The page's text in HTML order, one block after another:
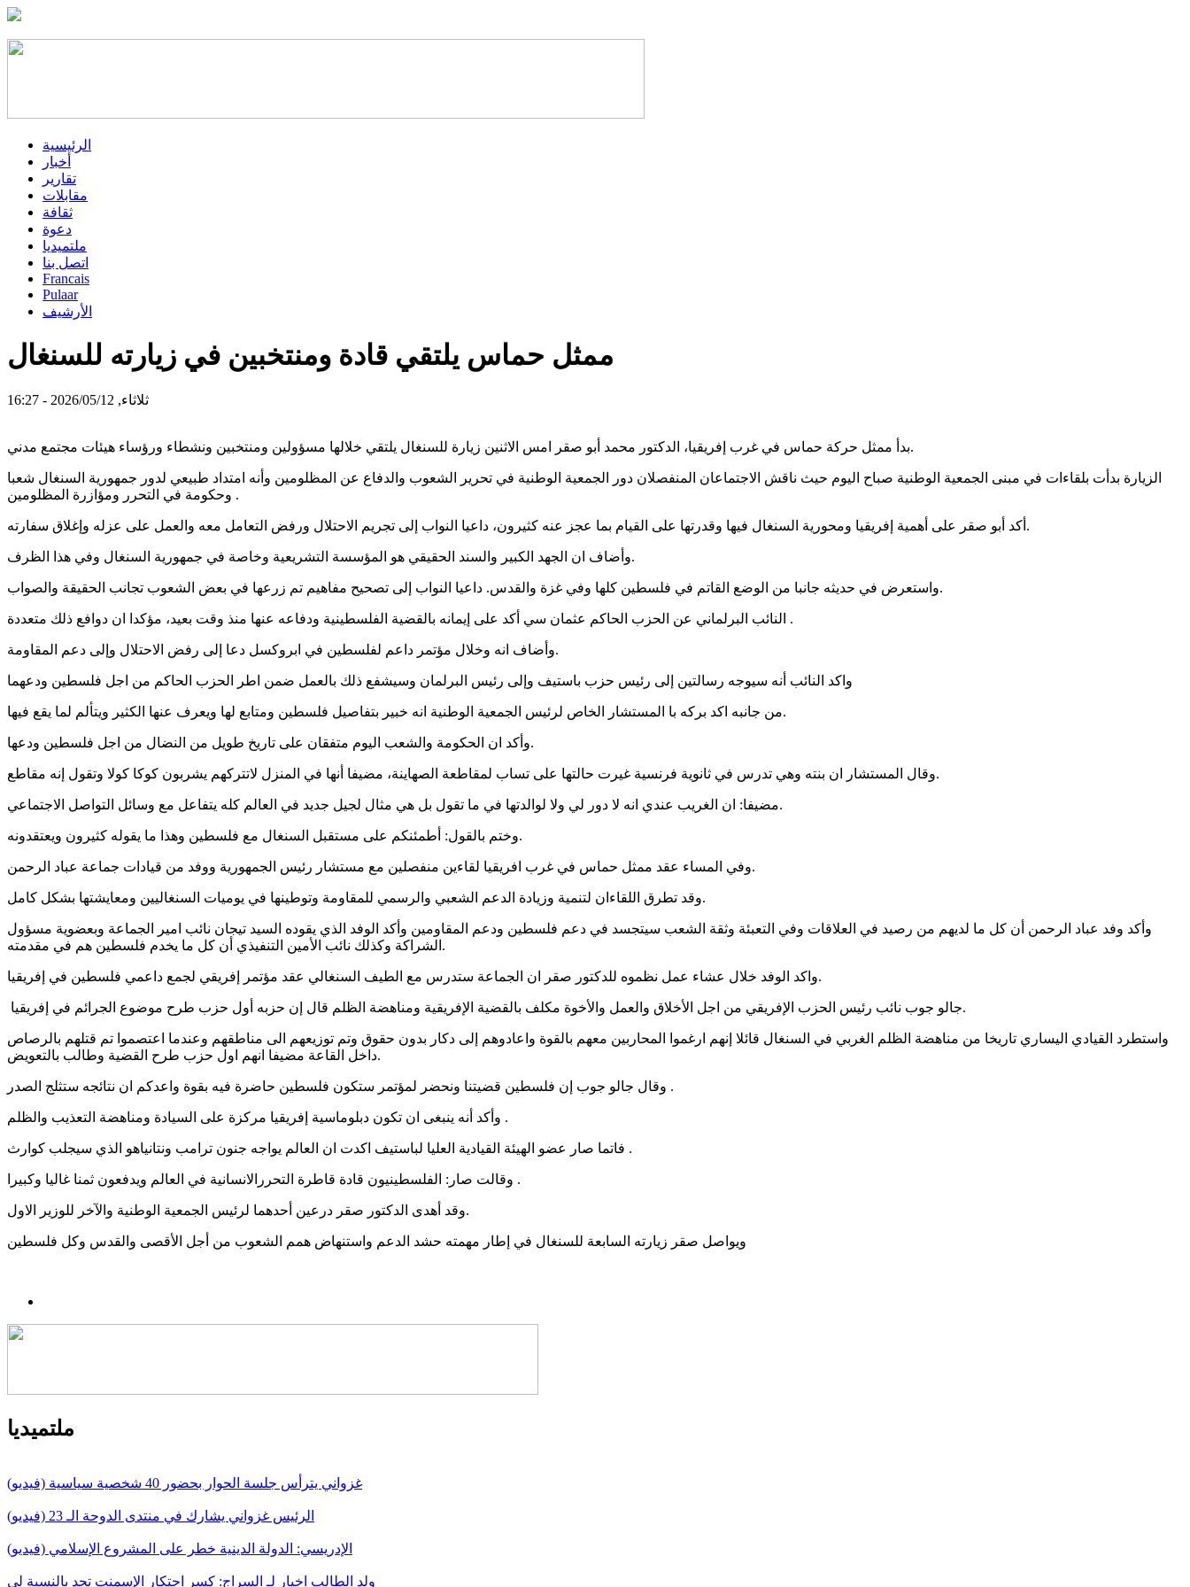
الرئيسية
أخبار
تقارير
مقابلات
ثقافة
دعوة
ملتميديا
اتصل بنا
Francais
Pulaar
الأرشيف
ممثل حماس يلتقي قادة ومنتخبين في زيارته للسنغال
ثلاثاء, 2026/05/12 - 16:27
بدأ ممثل حركة حماس في غرب إفريقيا، الدكتور محمد أبو صقر امس الاثنين زيارة للسنغال يلتقي خلالها مسؤولين ومنتخبين ونشطاء ورؤساء هيئات مجتمع مدني.
الزيارة بدأت بلقاءات في مبنى الجمعية الوطنية صباح اليوم حيث ناقش الاجتماعان المنفصلان دور الجمعية الوطنية في تحرير الشعوب والدفاع عن المظلومين وأنه امتداد طبيعي لدور جمهورية السنغال شعبا
وحكومة في التحرر ومؤازرة المظلومين .
أكد أبو صقر على أهمية إفريقيا ومحورية السنغال فيها وقدرتها على القيام بما عجز عنه كثيرون، داعيا النواب إلى تجريم الاحتلال ورفض التعامل معه والعمل على عزله وإغلاق سفارته.
وأضاف ان الجهد الكبير والسند الحقيقي هو المؤسسة التشريعية وخاصة في جمهورية السنغال وفي هذا الظرف.
واستعرض في حديثه جانبا من الوضع القاتم في فلسطين كلها وفي غزة والقدس. داعيا النواب إلى تصحيح مفاهيم تم زرعها في بعض الشعوب تجانب الحقيقة والصواب.
النائب البرلماني عن الحزب الحاكم عثمان سي أكد على إيمانه بالقضية الفلسطينية ودفاعه عنها منذ وقت بعيد، مؤكدا ان دوافع ذلك متعددة .
وأضاف انه وخلال مؤتمر داعم لفلسطين في ابروكسل دعا إلى رفض الاحتلال وإلى دعم المقاومة.
من جانبه اكد بركه با المستشار الخاص لرئيس الجمعية الوطنية انه خبير بتفاصيل فلسطين ومتابع لها ويعرف عنها الكثير ويتألم لما يقع فيها.
وأكد ان الحكومة والشعب اليوم متفقان على تاريخ طويل من النضال من اجل فلسطين ودعها.
وقال المستشار ان بنته وهي تدرس في ثانوية فرنسية غيرت حالتها على تساب لمقاطعة الصهاينة، مضيفا أنها في المنزل لاتتركهم يشربون كوكا كولا وتقول إنه مقاطع.
مضيفا: ان الغريب عندي انه لا دور لي ولا لوالدتها في ما تقول بل هي مثال لجيل جديد في العالم كله يتفاعل مع وسائل التواصل الاجتماعي.
وختم بالقول: أطمئنكم على مستقبل السنغال مع فلسطين وهذا ما يقوله كثيرون ويعتقدونه.
وفي المساء عقد ممثل حماس في غرب افريقيا لقاءين منفصلين مع مستشار رئيس الجمهورية ووفد من قيادات جماعة عباد الرحمن.
وقد تطرق اللقاءان لتنمية وزيادة الدعم الشعبي والرسمي للمقاومة وتوطينها في يوميات السنغاليين ومعايشتها بشكل كامل.
وأكد وفد عباد الرحمن أن كل ما لديهم من رصيد في العلاقات وفي التعبئة وثقة الشعب سيتجسد في دعم فلسطين ودعم المقاومين وأكد الوفد الذي يقوده السيد تيجان نائب امير الجماعة وبعضوية مسؤول
الشراكة وكذلك نائب الأمين التنفيذي أن كل ما يخدم فلسطين هم في مقدمته.
واكد الوفد خلال عشاء عمل نظموه للدكتور صقر ان الجماعة ستدرس مع الطيف السنغالي عقد مؤتمر إفريقي لجمع داعمي فلسطين في إفريقيا.
جالو جوب نائب رئيس الحزب الإفريقي من اجل الأخلاق والعمل والأخوة مكلف بالقضية الإفريقية ومناهضة الظلم قال إن حزبه أول حزب طرح موضوع الجرائم في إفريقيا.
واستطرد القيادي اليساري تاريخا من مناهضة الظلم الغربي في السنغال قائلا إنهم ارغموا المحاربين معهم بالقوة واعادوهم إلى دكار بدون حقوق وتم توزيعهم الى مناطقهم وعندما اعتصموا تم قتلهم بالرصاص
داخل القاعة مضيفا انهم اول حزب طرح القضية وطالب بالتعويض.
وقال جالو جوب إن فلسطين قضيتنا ونحضر لمؤتمر ستكون فلسطين حاضرة فيه بقوة واعدكم ان نتائجه ستثلج الصدر .
وأكد أنه ينبغى ان تكون دبلوماسية إفريقيا مركزة على السيادة ومناهضة التعذيب والظلم .
فاتما صار عضو الهيئة القيادية العليا لباستيف اكدت ان العالم يواجه جنون ترامب ونتانياهو الذي سيجلب كوارث .
وقالت صار: الفلسطينيون قادة قاطرة التحررالانسانية في العالم ويدفعون ثمنا غاليا وكبيرا .
وقد أهدى الدكتور صقر درعين أحدهما لرئيس الجمعية الوطنية والآخر للوزير الاول.
ويواصل صقر زيارته السابعة للسنغال في إطار مهمته حشد الدعم واستنهاض همم الشعوب من أجل الأقصى والقدس وكل فلسطين
ملتميديا
غزواني يترأس جلسة الحوار بحضور 40 شخصية سياسية (فيديو)
الرئيس غزواني يشارك في منتدى الدوحة الـ 23 (فيديو)
الإدريسي: الدولة الدينية خطر على المشروع الإسلامي (فيديو)
ولد الطالب اخيار لـ السراج: كسر احتكار الإسمنت تحد بالنسبة لي